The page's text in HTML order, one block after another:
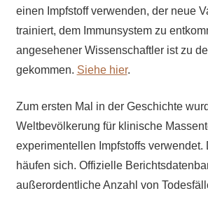
einen Impfstoff verwenden, der neue
trainiert, dem Immunsystem zu
angesehener Wissenschaftler ist zu
gekommen. Siehe hier.
Zum ersten Mal in der Geschichte
Weltbevölkerung für klinische
experimentellen Impfstoffs verwendet.
häufen sich. Offizielle
außerordentliche Anzahl von